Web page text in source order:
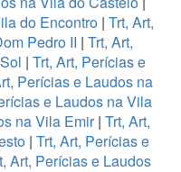
do Encontro | Trt, Art,
Pedro II | Trt, Art,
| Trt, Art, Perícias e
Perícias e Laudos na
e Laudos na Vila
na Vila Emir| Trt, Art,
| Trt, Art, Perícias e
Art, Perícias e Laudos